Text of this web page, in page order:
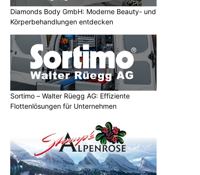
Diamonds Body GmbH: Moderne Beauty- und
Körperbehandlungen entdecken
Sortimo – Walter Rüegg AG: Effiziente
Flottenlösungen für Unternehmen